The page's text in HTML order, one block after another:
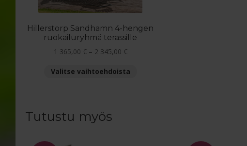
Hillerstorp Sandhamn 4-hengen
ruokailuryhmä terassille
1 365,00 € – 2 345,00 €Hintaluokka:
365,00 €
Valitse vaihtoehdoista
Tutustu myös